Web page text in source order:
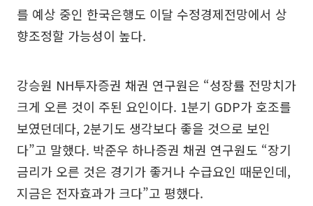
를 예상 중인 한국은행도 이달 수정경제전망에서 상
향조정할 가능성이 높다.
강승원 NH투자증권 채권 연구원은 “성장률 전망치가
크게 오른 것이 주된 요인이다. 1분기 GDP가 호조를
보였던데다, 2분기도 생각보다 좋을 것으로 보인
다”고 말했다. 박준우 하나증권 채권 연구원도 “장기
금리가 오른 것은 경기가 좋거나 수급요인 때문인데,
지금은 전자효과가 크다”고 평했다.